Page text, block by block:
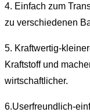
4. Einfach zum
zu verschiedenen
5. Kraftwertig-
Kraftstoff und
wirtschaftlicher.
6.Userfreundlich-